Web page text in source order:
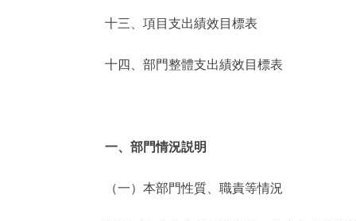
十三、項目支出績效目標表
十四、部門整體支出績效目標表
一、部門情況説明
（一）本部門性質、職責等情況